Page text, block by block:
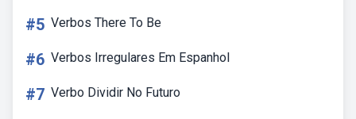
#5 Verbos There To Be
#6 Verbos Irregulares Em Espanhol
#7 Verbo Dividir No Futuro